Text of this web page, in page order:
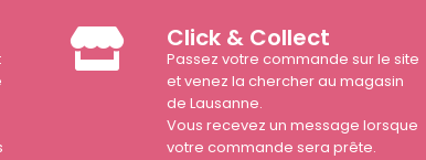
Click & Collect
Passez votre commande sur le site
et venez la chercher au magasin
de Lausanne.
Vous recevez un message lorsque
votre commande sera prête.